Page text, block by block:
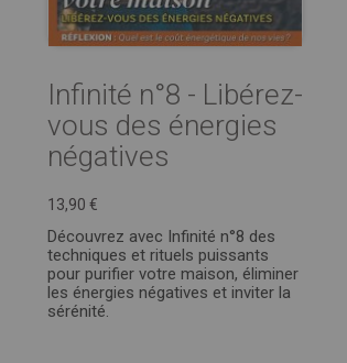
Infinité n°8 - Libérez-
vous des énergies
négatives
13,90 €
Découvrez avec Infinité n°8 des
techniques et rituels puissants
pour purifier votre maison, éliminer
les énergies négatives et inviter la
sérénité.